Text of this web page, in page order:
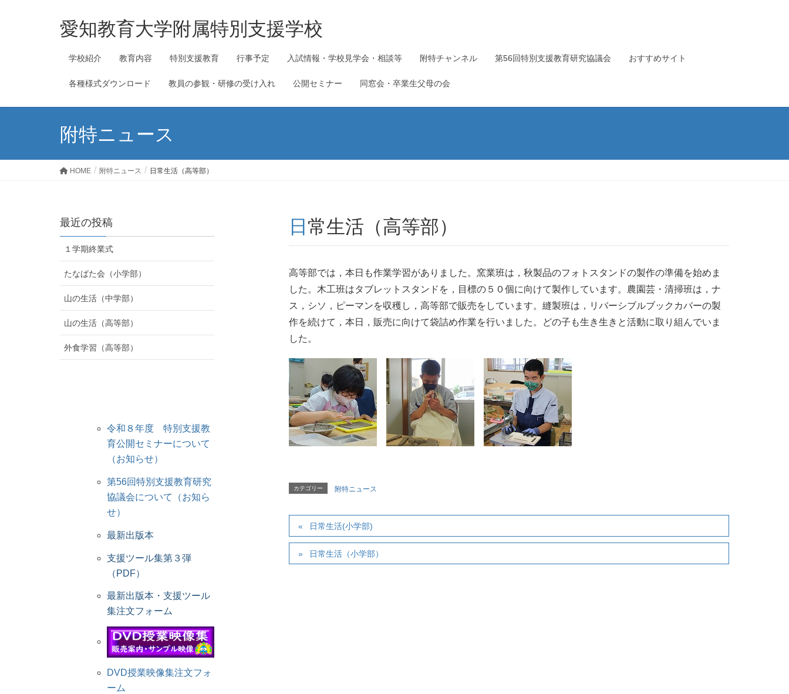
愛知教育大学附属特別支援学校
学校紹介 教育内容 特別支援教育 行事予定 入試情報・学校見学会・相談等 附特チャンネル 第56回特別支援教育研究協議会 おすすめサイト
各種様式ダウンロード 教員の参観・研修の受け入れ 公開セミナー 同窓会・卒業生父母の会
附特ニュース
HOME 附特ニュース 日常生活（高等部）
日常生活（高等部）
高等部では，本日も作業学習がありました。窯業班は，秋製品のフォトスタンドの製作の準備を始めま
した。木工班はタブレットスタンドを，目標の５０個に向けて製作しています。農園芸・清掃班は，ナ
ス，シソ，ピーマンを収穫し，高等部で販売をしています。縫製班は，リバーシブルブックカバーの製
作を続けて，本日，販売に向けて袋詰め作業を行いました。どの子も生き生きと活動に取り組んでいま
した。
カテゴリー 附特ニュース
日常生活(小学部)
日常生活（小学部）
最近の投稿
１学期終業式
たなばた会（小学部）
山の生活（中学部）
山の生活（高等部）
外食学習（高等部）
令和８年度 特別支援教
育公開セミナーについて
（お知らせ）
第56回特別支援教育研究
協議会について（お知ら
せ）
最新出版本
支援ツール集第３弾
（PDF）
最新出版本・支援ツール
集注文フォーム
DVD授業映像集注文フォ
ーム